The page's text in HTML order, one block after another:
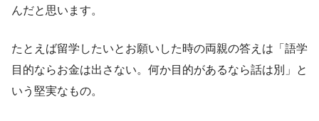
んだと思います。
たとえば留学したいとお願いした時の両親の答えは「語学
目的ならお金は出さない。何か目的があるなら話は別」と
いう堅実なもの。